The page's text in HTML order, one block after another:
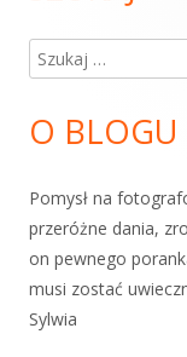
panel
Szukaj:
O BLOGU
Pomysł na
przeróżne dania,
on pewnego
musi zostać
Sylwia